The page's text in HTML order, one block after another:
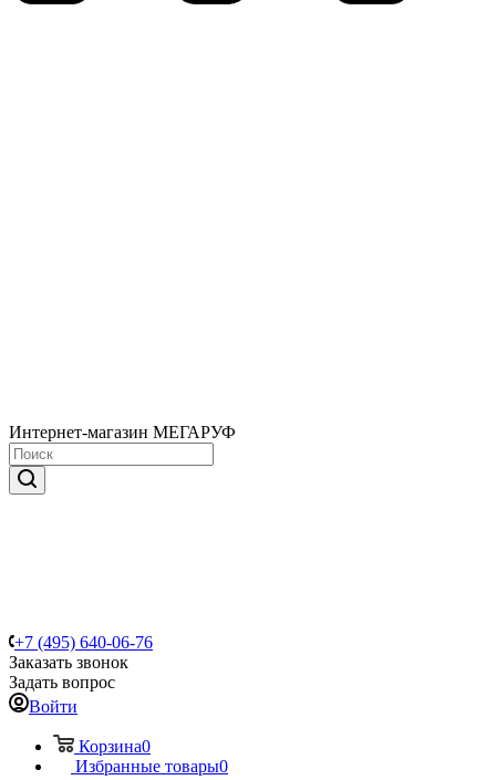
Интернет-магазин МЕГАРУФ
+7 (495) 640-06-76
Заказать звонок
Задать вопрос
Войти
Корзина0
Избранные товары0